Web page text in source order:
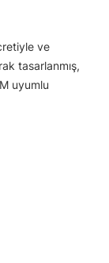
ve
tasarlanmış,
uyumlu